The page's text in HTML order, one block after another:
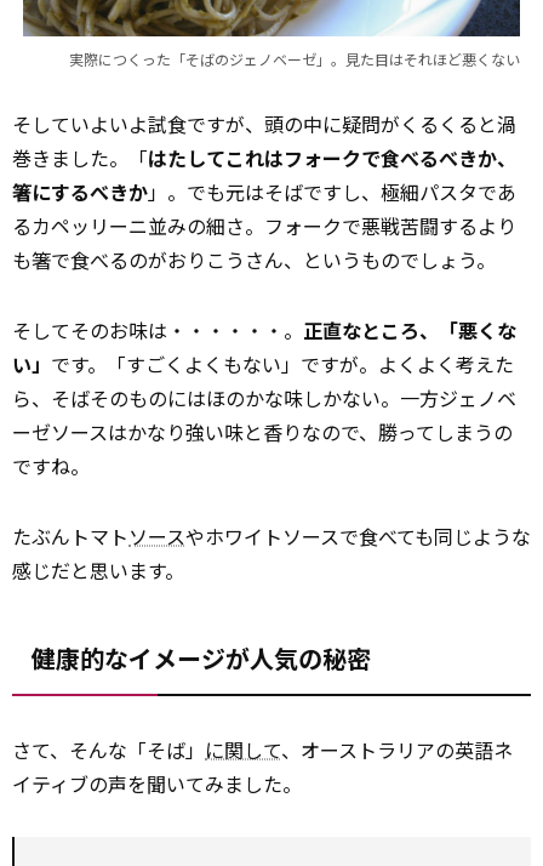
実際につくった「そばのジェノベーゼ」。見た目はそれほど悪くない
そしていよいよ試食ですが、頭の中に疑問がくるくると渦
巻きました。「はたしてこれはフォークで食べるべきか、
箸にするべきか」。でも元はそばですし、極細パスタであ
るカペッリーニ並みの細さ。フォークで悪戦苦闘するより
も箸で食べるのがおりこうさん、というものでしょう。
そしてそのお味は・・・・・・。 正直なところ、「悪くな
い」 です。「すごくよくもない」ですが。よくよく考えた
ら、そばそのものにはほのかな味しかない。一方ジェノベ
ーゼソースはかなり強い味と香りなので、勝ってしまうの
ですね。
たぶんトマトソースやホワイトソースで食べても同じような
感じだと思います。
健康的なイメージが人気の秘密
さて、そんな「そば」 に関して、オーストラリアの英語ネ
イティブの声を聞いてみました。